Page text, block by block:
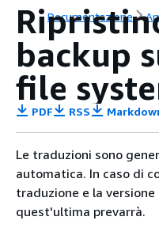
Documentazione
backup
file
PDF RSS
Le traduzioni sono
automatica. In caso di
traduzione e la
quest'ultima prevarrà.